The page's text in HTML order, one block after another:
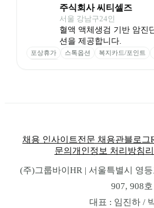
주식회사 씨티셀즈
서울 강남구24인
혈액 액체생검 기반 암진
션을 제공합니다.
포상휴가 스톡옵션 복지카드/포인트
채용 인사이트전문 채용관블로그
문의 개인정보 처리방침
(주)그룹바이HR | 서울특별시 영
907, 908호
대표 : 임진하 /